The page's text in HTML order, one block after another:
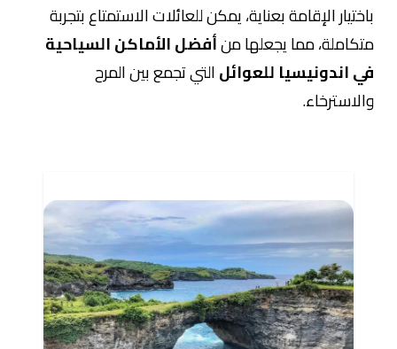
باختيار الإقامة بعناية، يمكن للعائلات الاستمتاع بتجربة
متكاملة، مما يجعلها منأفضل الأماكن السياحية
في اندونيسيا للعوائلالتي تجمع بين المرح
والاسترخاء.